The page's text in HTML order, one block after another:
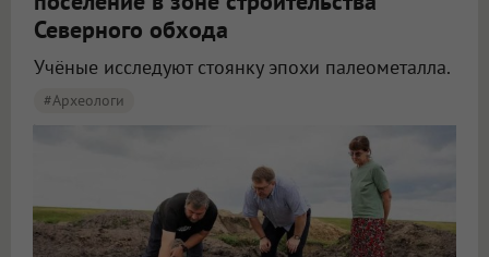
Северного обхода
Учёные исследуют стоянку эпохи палеометалла.
#археологи